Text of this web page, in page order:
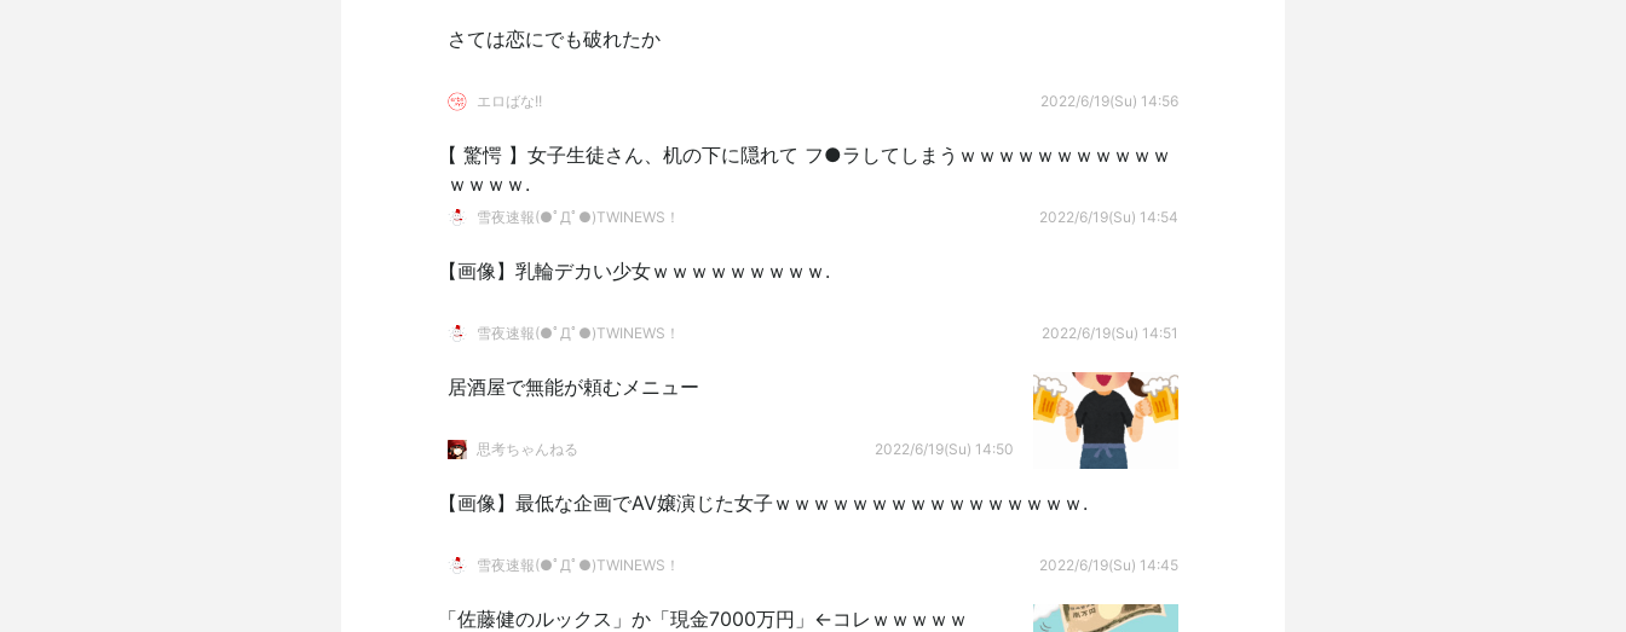
さては恋にでも破れたか
エロばな!! 2022/6/19(Su) 14:56
【 驚愕 】女子生徒さん、机の下に隠れて フ●ラしてしまうｗｗｗｗｗｗｗｗｗｗｗ
ｗｗｗｗ.
雪夜速報(●ﾟДﾟ●)TWINEWS！ 2022/6/19(Su) 14:54
【画像】乳輪デカい少女ｗｗｗｗｗｗｗｗｗ.
雪夜速報(●ﾟДﾟ●)TWINEWS！ 2022/6/19(Su) 14:51
居酒屋で無能が頼むメニュー
思考ちゃんねる 2022/6/19(Su) 14:50
【画像】最低な企画でAV嬢演じた女子ｗｗｗｗｗｗｗｗｗｗｗｗｗｗｗｗ.
雪夜速報(●ﾟДﾟ●)TWINEWS！ 2022/6/19(Su) 14:45
「佐藤健のルックス」か「現金7000万円」←コレｗｗｗｗｗ